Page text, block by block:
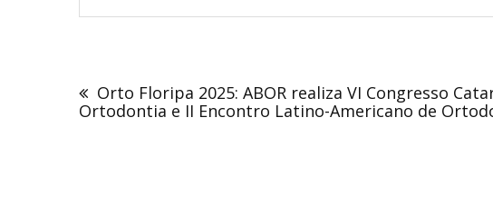
de
Post
Orto Floripa 2025: ABOR realiza VI Congresso
Ortodontia e II Encontro Latino-Americano de